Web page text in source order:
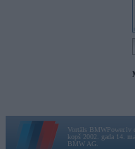
Vortāls BMWPower.lv
kopš 2002. gada 14.
BMW AG.